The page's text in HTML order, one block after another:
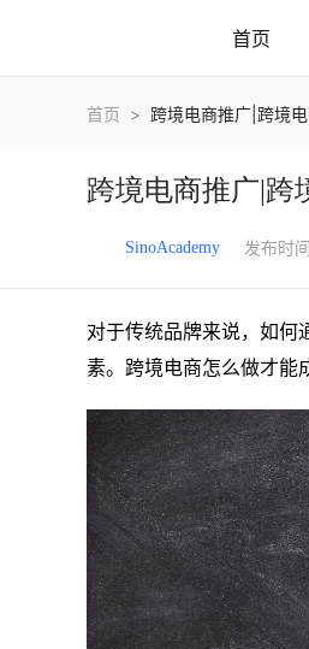
首页
营销推
首页 > 跨境电商推广|跨境
跨境电商推广|跨
SinoAcademy 发布时间
对于传统品牌来说，如何
素。跨境电商怎么做才能